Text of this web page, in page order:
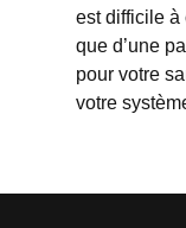
est difficile à
que d’une
pour votre
votre